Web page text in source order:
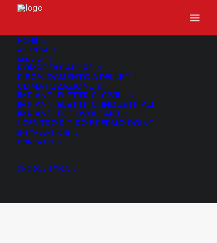
HOME
AZIENDA
SERVIZI
POMPE DI CALORE
RISCALDAMENTO A PELLET
CLIMATIZZAZIONE
IMPIANTI ELETTRICI CIVILI
IMPIANTI ELETTRICI INDUSTRIALI
IMPIANTI FOTOVOLTAICI
CENTRO RITIRO E FERMO-POINT
INSTALLAZIONI
CONTATTI
MODULISTICA
Acquisto pellet